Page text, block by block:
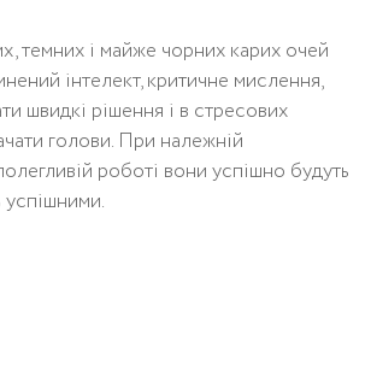
темних і майже чорних карих очей
інтелект, критичне мислення,
швидкі рішення і в стресових
голови. При належній
роботі вони успішно будуть
успішними.